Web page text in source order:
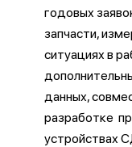
годовых
запчасти,
ситуациях в
данных,
разработке
устройствах